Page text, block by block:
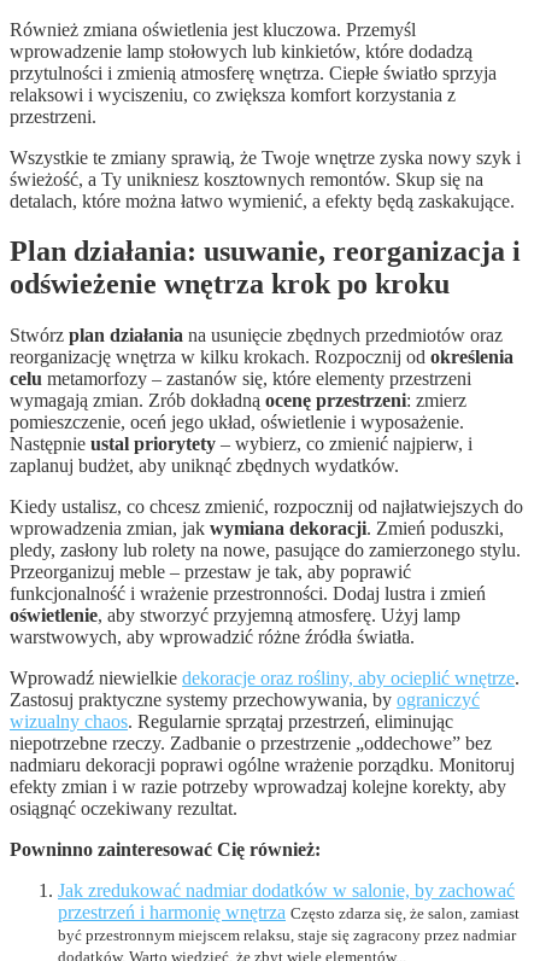
Również zmiana oświetlenia jest kluczowa. Przemyśl
wprowadzenie lamp stołowych lub kinkietów, które dodadzą
przytulności i zmienią atmosferę wnętrza. Ciepłe światło sprzyja
relaksowi i wyciszeniu, co zwiększa komfort korzystania z
przestrzeni.
Wszystkie te zmiany sprawią, że Twoje wnętrze zyska nowy szyk i
świeżość, a Ty unikniesz kosztownych remontów. Skup się na
detalach, które można łatwo wymienić, a efekty będą zaskakujące.
Plan działania: usuwanie, reorganizacja i
odświeżenie wnętrza krok po kroku
Stwórz plan działania na usunięcie zbędnych przedmiotów oraz
reorganizację wnętrza w kilku krokach. Rozpocznij od określenia
celu metamorfozy – zastanów się, które elementy przestrzeni
wymagają zmian. Zrób dokładną ocenę przestrzeni: zmierz
pomieszczenie, oceń jego układ, oświetlenie i wyposażenie.
Następnie ustal priorytety – wybierz, co zmienić najpierw, i
zaplanuj budżet, aby uniknąć zbędnych wydatków.
Kiedy ustalisz, co chcesz zmienić, rozpocznij od najłatwiejszych do
wprowadzenia zmian, jak wymiana dekoracji. Zmień poduszki,
pledy, zasłony lub rolety na nowe, pasujące do zamierzonego stylu.
Przeorganizuj meble – przestaw je tak, aby poprawić
funkcjonalność i wrażenie przestronności. Dodaj lustra i zmień
oświetlenie, aby stworzyć przyjemną atmosferę. Użyj lamp
warstwowych, aby wprowadzić różne źródła światła.
Wprowadź niewielkie dekoracje oraz rośliny, aby ocieplić wnętrze.
Zastosuj praktyczne systemy przechowywania, by ograniczyć
wizualny chaos. Regularnie sprzątaj przestrzeń, eliminując
niepotrzebne rzeczy. Zadbanie o przestrzenie „oddechowe” bez
nadmiaru dekoracji poprawi ogólne wrażenie porządku. Monitoruj
efekty zmian i w razie potrzeby wprowadzaj kolejne korekty, aby
osiągnąć oczekiwany rezultat.
Powninno zainteresować Cię również:
Jak zredukować nadmiar dodatków w salonie, by zachować
przestrzeń i harmonię wnętrza Często zdarza się, że salon, zamiast
być przestronnym miejscem relaksu, staje się zagracony przez nadmiar
dodatków. Warto wiedzieć, że zbyt wiele elementów...